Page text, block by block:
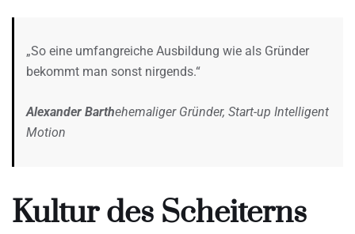
„So eine umfangreiche Ausbildung wie als Gründer
bekommt man sonst nirgends.“
Alexander Barthehemaliger Gründer, Start-up Intelligent
Motion
Kultur des Scheiterns